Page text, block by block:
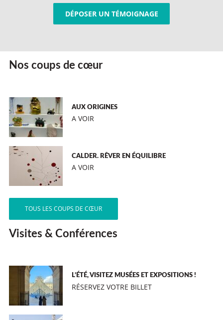
DÉPOSER UN TÉMOIGNAGE
Nos coups de cœur
AUX ORIGINES
A VOIR
CALDER. RÊVER EN ÉQUILIBRE
A VOIR
TOUS LES COUPS DE CŒUR
Visites & Conférences
L’ÉTÉ, VISITEZ MUSÉES ET EXPOSITIONS !
RÉSERVEZ VOTRE BILLET